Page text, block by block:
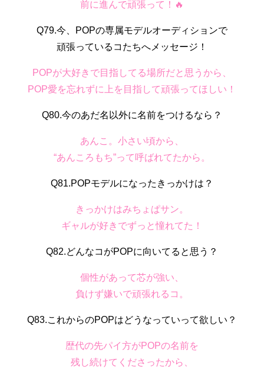
前に進んで頑張って！🔥
Q79.今、POPの専属モデルオーディションで
頑張っているコたちへメッセージ！
POPが大好きで目指してる場所だと思うから、
POP愛を忘れずに上を目指して頑張ってほしい！
Q80.今のあだ名以外に名前をつけるなら？
あんこ。小さい頃から、
“あんころもち”って呼ばれてたから。
Q81.POPモデルになったきっかけは？
きっかけはみちょぱサン。
ギャルが好きでずっと憧れてた！
Q82.どんなコがPOPに向いてると思う？
個性があって芯が強い、
負けず嫌いで頑張れるコ。
Q83.これからのPOPはどうなっていって欲しい？
歴代の先パイ方がPOPの名前を
残し続けてくださったから、